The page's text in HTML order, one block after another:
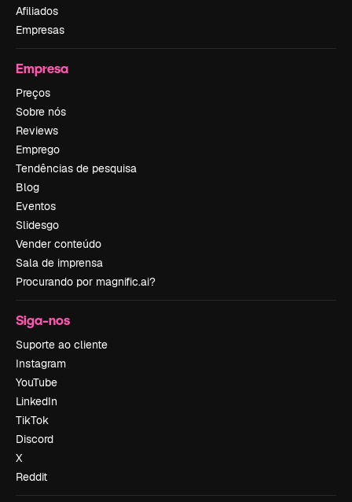
Afiliados
Empresas
Empresa
Preços
Sobre nós
Reviews
Emprego
Tendências de pesquisa
Blog
Eventos
Slidesgo
Vender conteúdo
Sala de imprensa
Procurando por magnific.ai?
Siga-nos
Suporte ao cliente
Instagram
YouTube
LinkedIn
TikTok
Discord
X
Reddit